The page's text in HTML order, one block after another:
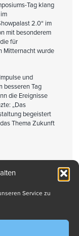
Service zu
Tag klang
2.0“ im
mit besonderem
für
Mitternacht wurde
und
besseren Tag
die Ereignisse
„Das
begeistert
Thema Zukunft